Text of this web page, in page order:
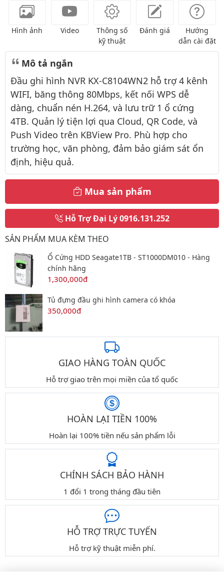
Hình ảnh Video
Thông số
kỹ thuật
Đánh giá
Hướng
dẫn cài đặt
Mô tả ngắn
Đầu ghi hình NVR KX-C8104WN2 hỗ trợ 4 kênh
WIFI, băng thông 80Mbps, kết nối WPS dễ
dàng, chuẩn nén H.264, và lưu trữ 1 ổ cứng
4TB. Quản lý tiện lợi qua Cloud, QR Code, và
Push Video trên KBView Pro. Phù hợp cho
trường học, văn phòng, đảm bảo giám sát ổn
định, hiệu quả.
Mua sản phẩm
Hỗ Trợ Đại Lý0916.131.252
SẢN PHẨM MUA KÈM THEO
Ổ Cứng HDD Seagate1TB - ST1000DM010 - Hàng
chính hãng
1,300,000đ
Tủ đựng đầu ghi hình camera có khóa
350,000đ
GIAO HÀNG TOÀN QUỐC
Hỗ trợ giao trên mọi miền của tổ quốc
HOÀN LẠI TIỀN 100%
Hoàn lại 100% tiền nếu sản phẩm lỗi
CHÍNH SÁCH BẢO HÀNH
1 đổi 1 trong tháng đầu tiên
HỖ TRỢ TRỰC TUYẾN
Hỗ trợ kỹ thuật miễn phí.